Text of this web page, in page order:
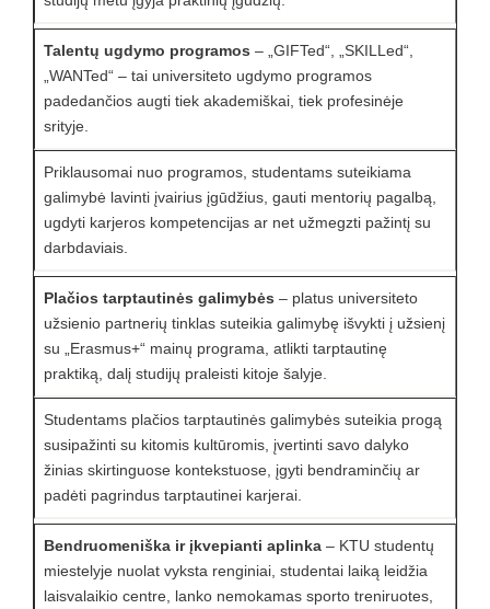
Talentų ugdymo programos – „GIFTed“, „SKILLed“,
„WANTed“ – tai universiteto ugdymo programos
padedančios augti tiek akademiškai, tiek profesinėje
srityje.
Priklausomai nuo programos, studentams suteikiama
galimybė lavinti įvairius įgūdžius, gauti mentorių pagalbą,
ugdyti karjeros kompetencijas ar net užmegzti pažintį su
darbdaviais.
Plačios tarptautinės galimybės – platus universiteto
užsienio partnerių tinklas suteikia galimybę išvykti į užsienį
su „Erasmus+“ mainų programa, atlikti tarptautinę
praktiką, dalį studijų praleisti kitoje šalyje.
Studentams plačios tarptautinės galimybės suteikia progą
susipažinti su kitomis kultūromis, įvertinti savo dalyko
žinias skirtinguose kontekstuose, įgyti bendraminčių ar
padėti pagrindus tarptautinei karjerai.
Bendruomeniška ir įkvepianti aplinka – KTU studentų
miestelyje nuolat vyksta renginiai, studentai laiką leidžia
laisvalaikio centre, lanko nemokamas sporto treniruotes,